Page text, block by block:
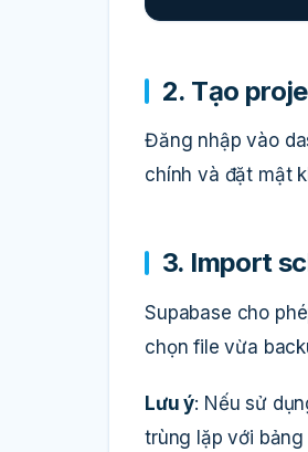
2. Tạo
Đăng nhập vào
chính và đặt mật
3. Import
Supabase cho
chọn file vừa
Lưu ý: Nếu sử
trùng lặp với bảng